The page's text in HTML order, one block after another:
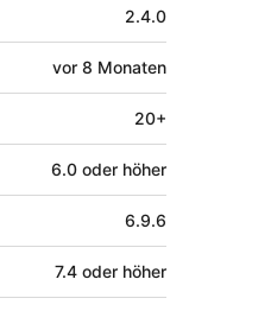
2.4.0
vor 8 Monaten
20+
6.0 oder höher
6.9.6
7.4 oder höher